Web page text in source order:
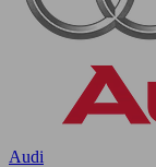
Audi